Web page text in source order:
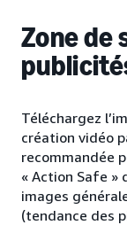
Zone de
Téléchargez
création vidéo
recommandée
« Action Safe »
images
(tendance des